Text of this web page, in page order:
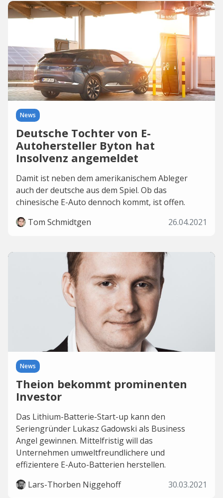
News
Deutsche Tochter von E-
Autohersteller Byton hat
Insolvenz angemeldet
Damit ist neben dem amerikanischem Ableger
auch der deutsche aus dem Spiel. Ob das
chinesische E-Auto dennoch kommt, ist offen.
Tom Schmidtgen
26.04.2021
News
Theion bekommt prominenten
Investor
Das Lithium-Batterie-Start-up kann den
Seriengründer Lukasz Gadowski als Business
Angel gewinnen. Mittelfristig will das
Unternehmen umweltfreundlichere und
effizientere E-Auto-Batterien herstellen.
Lars-Thorben Niggehoff
30.03.2021